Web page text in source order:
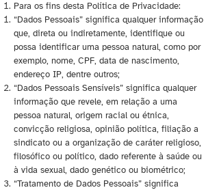
Para os fins desta Política de Privacidade:
“Dados Pessoais” significa qualquer informação
que, direta ou indiretamente, identifique ou
possa identificar uma pessoa natural, como por
exemplo, nome, CPF, data de nascimento,
endereço IP, dentre outros;
“Dados Pessoais Sensíveis” significa qualquer
informação que revele, em relação a uma
pessoa natural, origem racial ou étnica,
convicção religiosa, opinião política, filiação a
sindicato ou a organização de caráter religioso,
filosófico ou político, dado referente à saúde ou
à vida sexual, dado genético ou biométrico;
“Tratamento de Dados Pessoais” significa